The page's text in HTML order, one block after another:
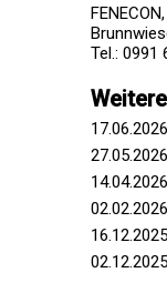
Tel.: 0991
17.06.2026
27.05.2026
14.04.2026
02.02.2026
16.12.2025
02.12.2025